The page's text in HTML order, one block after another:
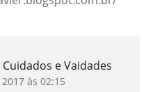
e Vaidades
às 02:15